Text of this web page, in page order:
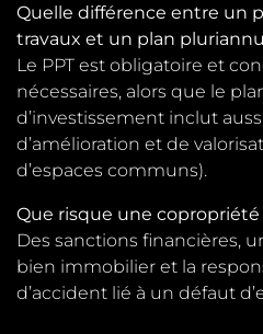
Quelle différence entre un
travaux et un plan
Le PPT est obligatoire et
nécessaires, alors que le
d’investissement inclut
d’amélioration et de
d’espaces communs).
Que risque une copropriété
Des sanctions financières,
bien immobilier et la
d’accident lié à un défaut